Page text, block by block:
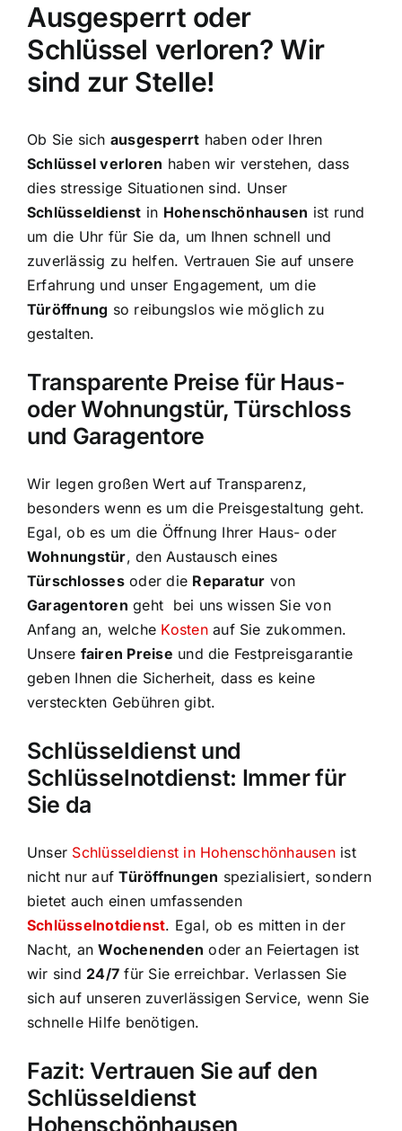
Ausgesperrt oder
Schlüssel verloren? Wir
sind zur Stelle!
Ob Sie sich ausgesperrt haben oder Ihren
Schlüssel verloren haben wir verstehen, dass
dies stressige Situationen sind. Unser
Schlüsseldienst in Hohenschönhausen ist rund
um die Uhr für Sie da, um Ihnen schnell und
zuverlässig zu helfen. Vertrauen Sie auf unsere
Erfahrung und unser Engagement, um die
Türöffnung so reibungslos wie möglich zu
gestalten.
Transparente Preise für Haus-
oder Wohnungstür, Türschloss
und Garagentore
Wir legen großen Wert auf Transparenz,
besonders wenn es um die Preisgestaltung geht.
Egal, ob es um die Öffnung Ihrer Haus- oder
Wohnungstür, den Austausch eines
Türschlossesoder die Reparatur von
Garagentoren geht bei uns wissen Sie von
Anfang an, welche Kostenauf Sie zukommen.
Unsere fairen Preise und die Festpreisgarantie
geben Ihnen die Sicherheit, dass es keine
versteckten Gebühren gibt.
Schlüsseldienst und
Schlüsselnotdienst: Immer für
Sie da
Unser Schlüsseldienst in Hohenschönhausenist
nicht nur aufTüröffnungen spezialisiert, sondern
bietet auch einen umfassenden
Schlüsselnotdienst. Egal, ob es mitten in der
Nacht, anWochenenden oder an Feiertagen ist
wir sind 24/7 für Sie erreichbar. Verlassen Sie
sich auf unseren zuverlässigen Service, wenn Sie
schnelle Hilfe benötigen.
Fazit: Vertrauen Sie auf den
Schlüsseldienst
Hohenschönhausen